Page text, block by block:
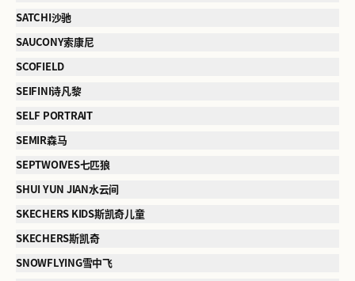
SATCHI沙驰
SAUCONY索康尼
SCOFIELD
SEIFINI诗凡黎
SELF PORTRAIT
SEMIR森马
SEPTWOIVES七匹狼
SHUI YUN JIAN水云间
SKECHERS KIDS斯凯奇儿童
SKECHERS斯凯奇
SNOWFLYING雪中飞